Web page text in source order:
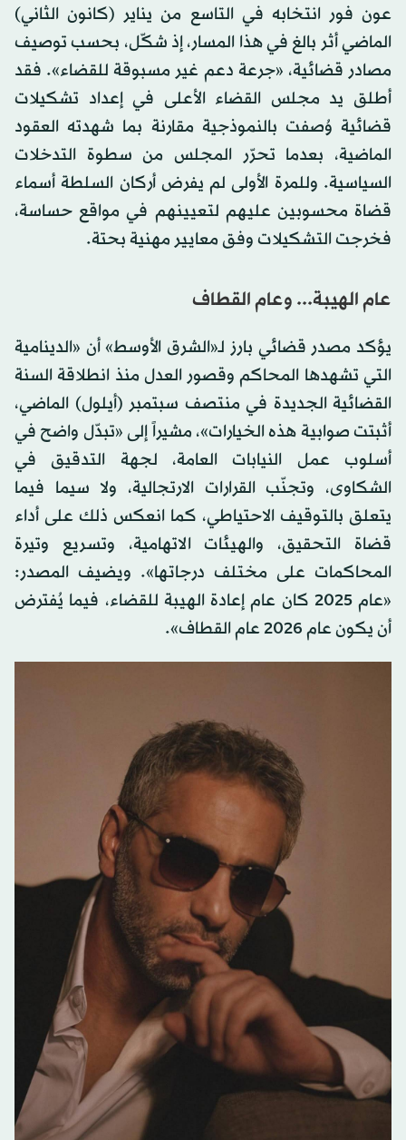
عون فور انتخابه في التاسع من يناير (كانون الثاني)
الماضي أثر بالغ في هذا المسار، إذ شكّل، بحسب توصيف
مصادر قضائية، «جرعة دعم غير مسبوقة للقضاء». فقد
أطلق يد مجلس القضاء الأعلى في إعداد تشكيلات
قضائية وُصفت بالنموذجية مقارنة بما شهدته العقود
الماضية، بعدما تحرّر المجلس من سطوة التدخلات
السياسية. وللمرة الأولى لم يفرض أركان السلطة أسماء
قضاة محسوبين عليهم لتعيينهم في مواقع حساسة،
فخرجت التشكيلات وفق معايير مهنية بحتة.
عام الهيبة... وعام القطاف
يؤكد مصدر قضائي بارز لـ«الشرق الأوسط» أن «الدينامية
التي تشهدها المحاكم وقصور العدل منذ انطلاقة السنة
القضائية الجديدة في منتصف سبتمبر (أيلول) الماضي،
أثبتت صوابية هذه الخيارات»، مشيراً إلى «تبدّل واضح في
أسلوب عمل النيابات العامة، لجهة التدقيق في
الشكاوى، وتجنّب القرارات الارتجالية، ولا سيما فيما
يتعلق بالتوقيف الاحتياطي، كما انعكس ذلك على أداء
قضاة التحقيق، والهيئات الاتهامية، وتسريع وتيرة
المحاكمات على مختلف درجاتها». ويضيف المصدر:
«عام 2025 كان عام إعادة الهيبة للقضاء، فيما يُفترض
أن يكون عام 2026 عام القطاف».